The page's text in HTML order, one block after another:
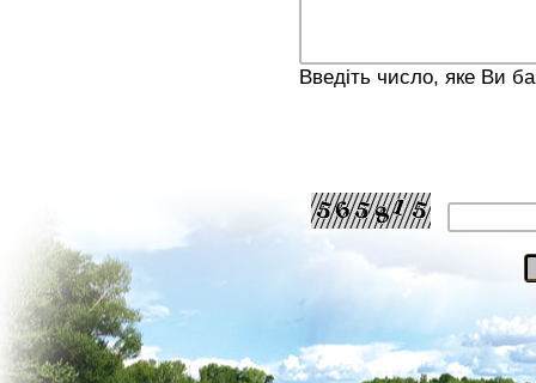
Введіть число, яке Ви